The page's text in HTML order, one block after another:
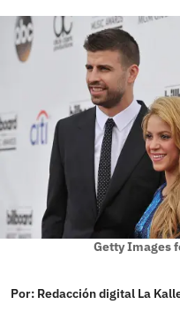
Getty Images
Por: Redacción digital La